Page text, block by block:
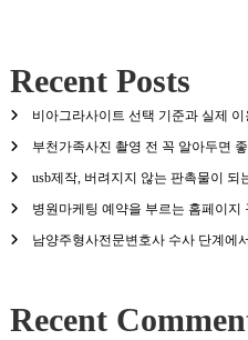
Recent Posts
비아그라사이트 선택 기준과 실제
부천가족사진 촬영 전 꼭 알아두면
usb제작, 버려지지 않는 판촉물이 되
병원마케팅 예약을 부르는 홈페이지
남양주형사전문변호사 수사 단계에
Recent